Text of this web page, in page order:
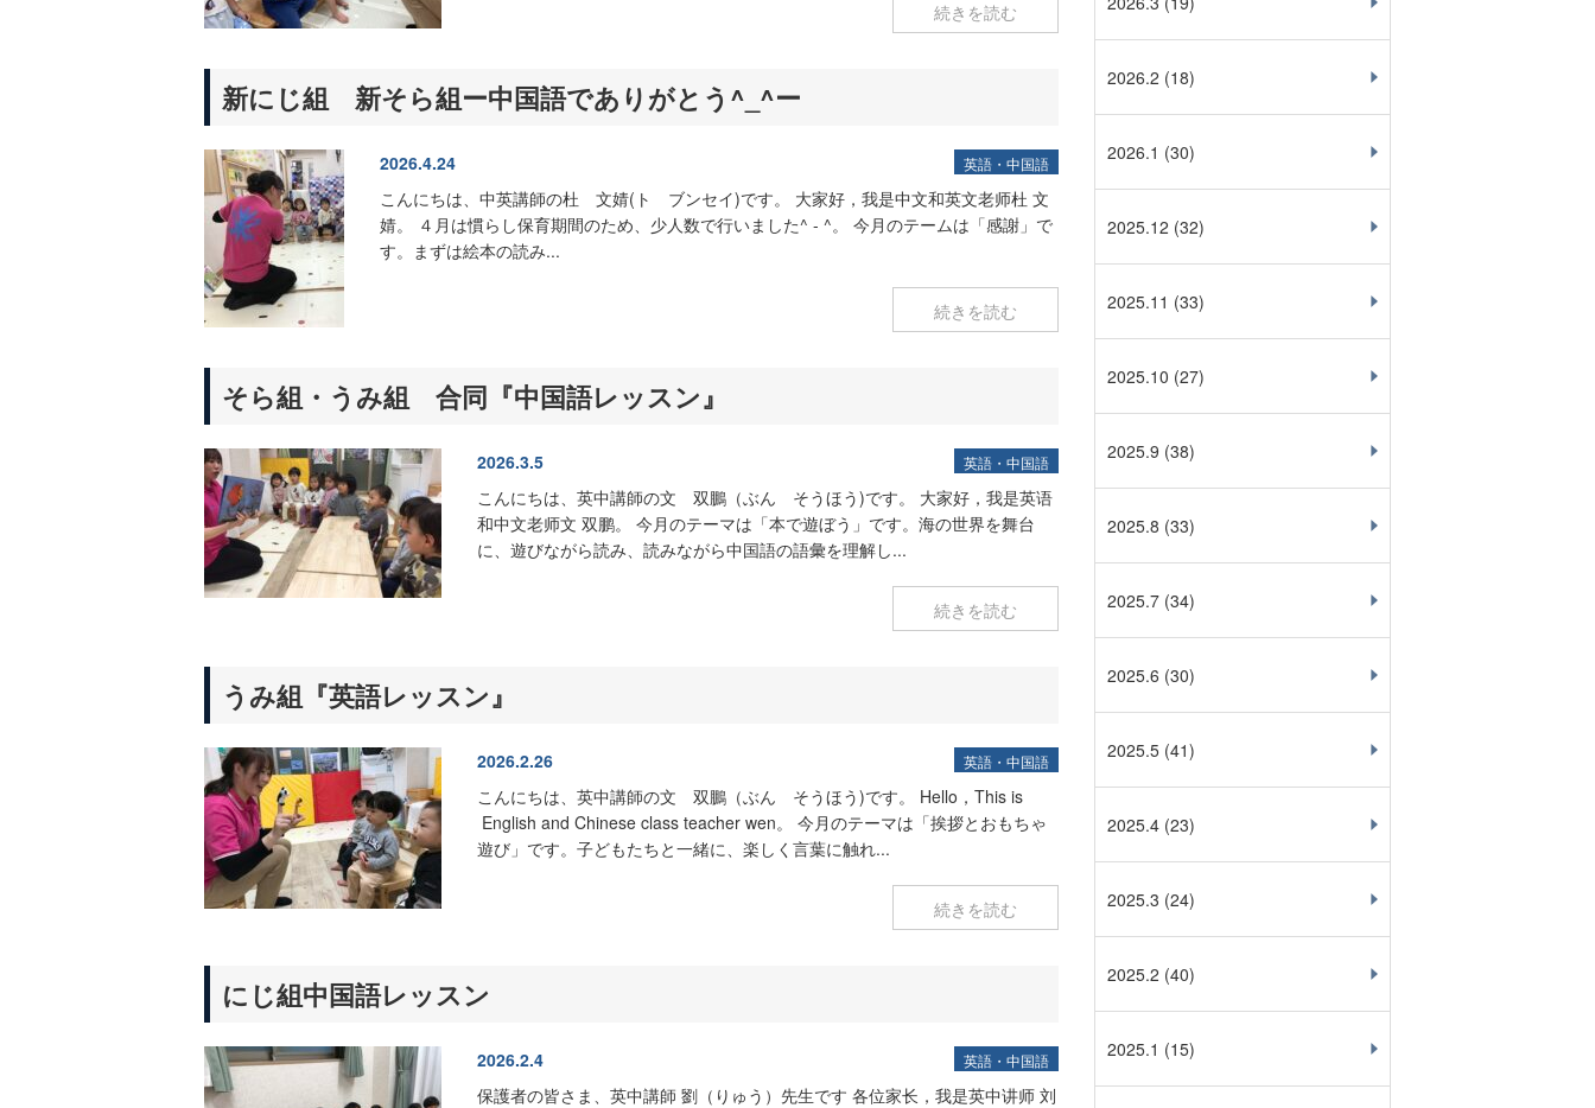
続きを読む
新にじ組 新そら組ー中国語でありがとう^_^ー
2026.4.24 英語・中国語
こんにちは、中英講師の杜 文婧(ト ブンセイ)です。 大家好，我是中文和英文老师杜 文
婧。 ４月は慣らし保育期間のため、少人数で行いました^ - ^。 今月のテームは「感謝」で
す。まずは絵本の読み...
続きを読む
そら組・うみ組 合同『中国語レッスン』
2026.3.5 英語・中国語
こんにちは、英中講師の文 双鵬（ぶん そうほう)です。 大家好，我是英语
和中文老师文 双鹏。 今月のテーマは「本で遊ぼう」です。海の世界を舞台
に、遊びながら読み、読みながら中国語の語彙を理解し...
続きを読む
うみ組『英語レッスン』
2026.2.26 英語・中国語
こんにちは、英中講師の文 双鵬（ぶん そうほう)です。 Hello，This is
English and Chinese class teacher wen。 今月のテーマは「挨拶とおもちゃ
遊び」です。子どもたちと一緒に、楽しく言葉に触れ...
続きを読む
にじ組中国語レッスン
2026.2.4 英語・中国語
保護者の皆さま、英中講師 劉（りゅう）先生です 各位家长，我是英中讲师 刘
2026.2 (18)
2026.1 (30)
2025.12 (32)
2025.11 (33)
2025.10 (27)
2025.9 (38)
2025.8 (33)
2025.7 (34)
2025.6 (30)
2025.5 (41)
2025.4 (23)
2025.3 (24)
2025.2 (40)
2025.1 (15)